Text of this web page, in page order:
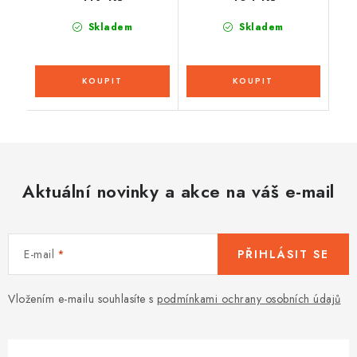
Skladem Skladem
Aktuální novinky a akce na váš e-mail
E-mail
Vložením e-mailu souhlasíte s podmínkami ochrany osobních údajů
PŘIHLÁSIT SE